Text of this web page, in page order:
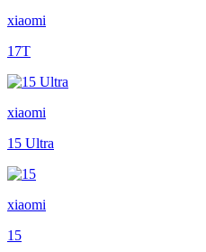
xiaomi
17T
xiaomi
15 Ultra
xiaomi
15